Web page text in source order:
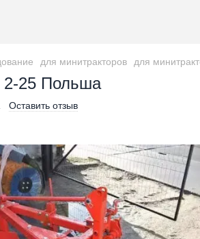
для минитракторов для
2-25 Польша
Оставить отзыв